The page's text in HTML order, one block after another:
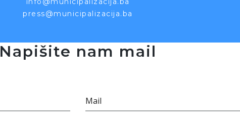
press@municipalizacija.ba
Napišite nam mail
Mail